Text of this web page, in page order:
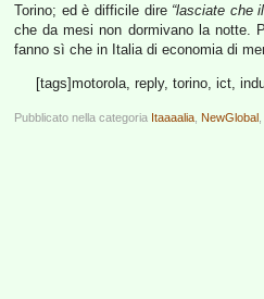
Torino; ed è difficile dire “lasciate che
che da mesi non dormivano la notte.
fanno sì che in Italia di economia di
[tags]motorola, reply, torino, ict,
Pubblicato nella categoria Itaaaalia NewGlobal